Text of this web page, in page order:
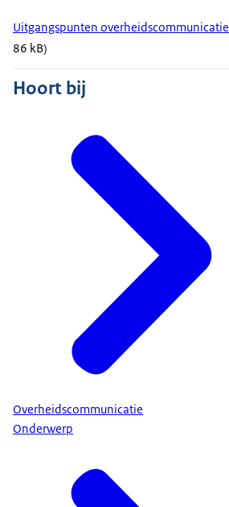
Uitgangspunten overheidscommunicatie
86 kB)
Hoort bij
Overheidscommunicatie
Onderwerp